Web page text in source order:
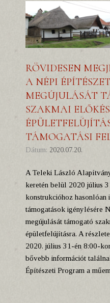
RÖVIDESEN
A NÉPI
MEGÚJULÁSÁT
SZAKMAI
TÁMOGATÁSI
Dátum: 2020.07.20.
A Teleki László
keretén belül 2020 július
konstrukcióhoz hasonlóan
támogatások igénylésére
megújulását támogató
épületfelújításra. A
2020. július 31-én 8:00-
bővebb információt
Építészeti Program a